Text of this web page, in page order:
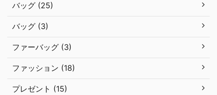
バッグ (25)
バッグ (3)
ファーバッグ (3)
ファッション (18)
プレゼント (15)